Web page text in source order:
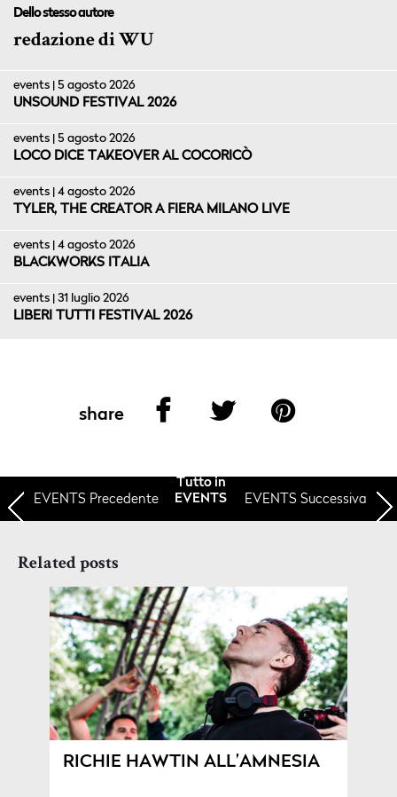
Dello stesso autore
redazione di WU
events | 5 agosto 2026
UNSOUND FESTIVAL 2026
events | 5 agosto 2026
LOCO DICE TAKEOVER AL COCORICÒ
events | 4 agosto 2026
TYLER, THE CREATOR A FIERA MILANO LIVE
events | 4 agosto 2026
BLACKWORKS ITALIA
events | 31 luglio 2026
LIBERI TUTTI FESTIVAL 2026
share
EVENTS Precedente
Tutto in
EVENTS
EVENTS Successiva
Related posts
RICHIE HAWTIN ALL’AMNESIA